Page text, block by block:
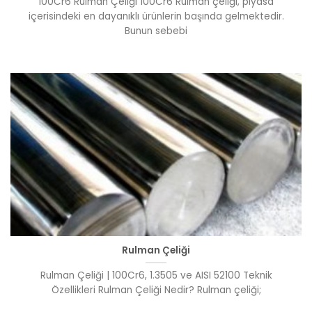
içerisindeki en dayanıklı ürünlerin başında gelmektedir.
Bunun sebebi
Rulman Çeliği
Rulman Çeliği | 100Cr6, 1.3505 ve AISI 52100 Teknik
Özellikleri Rulman Çeliği Nedir? Rulman çeliği;